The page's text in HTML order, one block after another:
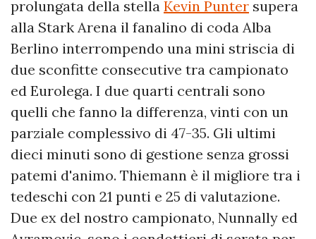
prolungata della stella Kevin Punter supera
alla Stark Arena il fanalino di coda Alba
Berlino interrompendo una mini striscia di
due sconfitte consecutive tra campionato
ed Eurolega. I due quarti centrali sono
quelli che fanno la differenza, vinti con un
parziale complessivo di 47-35. Gli ultimi
dieci minuti sono di gestione senza grossi
patemi d'animo. Thiemann è il migliore tra i
tedeschi con 21 punti e 25 di valutazione.
Due ex del nostro campionato, Nunnally ed